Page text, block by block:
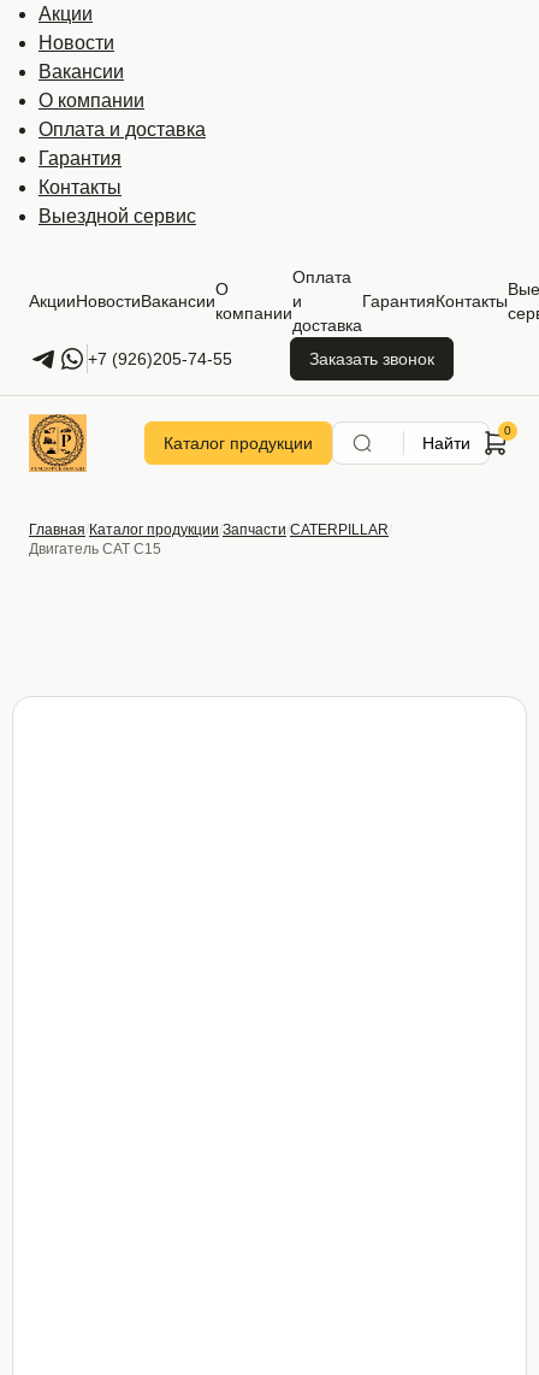
Акции
Новости
Вакансии
О компании
Оплата и доставка
Гарантия
Контакты
Выездной сервис
АкцииНовостиВакансии
О
компании
Оплата
и
доставка
ГарантияКонтакты
+7 (926)205-74-55 Заказать звонок
Каталог продукции Найти
Главная Каталог продукции Запчасти CATERPILLAR
Двигатель CAT C15